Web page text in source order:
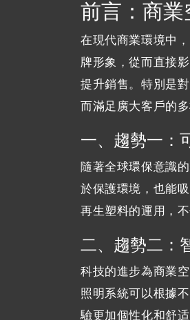
前言：商業
在現代商業環境中
牌形象，從而直接
提升銷售。特別是
而滿足廣大客戶的多
一、趨勢一：
隨著全球環保意識
於保護環境，也能
再生塑料的運用，
二、趨勢二：
科技的進步為商業
照明系統可以根據
驗更加個性化和舒